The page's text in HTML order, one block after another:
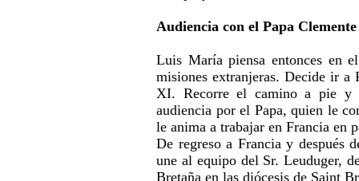
Audiencia con el Papa
Luis María piensa entonces en
misiones extranjeras. Decide ir a
XI. Recorre el camino a pie
audiencia por el Papa, quien le
le anima a trabajar en Francia en
De regreso a Francia y después
une al equipo del Sr. Leuduger,
Bretaña en las diócesis de Saint